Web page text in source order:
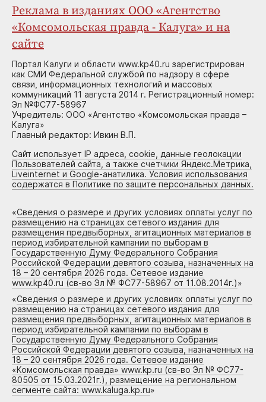
Реклама в изданиях ООО «Агентство
«Комсомольская правда - Калуга» и на
сайте
Портал Калуги и области www.kp40.ru зарегистрирован
как СМИ Федеральной службой по надзору в сфере
связи, информационных технологий и массовых
коммуникаций 11 августа 2014 г. Регистрационный номер:
Эл №ФС77-58967
Учредитель: ООО «Агентство «Комсомольская правда –
Калуга»
Главный редактор: Ивкин В.П.
Сайт использует IP адреса, cookie, данные геолокации
Пользователей сайта, а также счетчики Яндекс.Метрика,
Liveinternet и Google-анатилика. Условия использования
содержатся в Политике по защите персональных данных.
«Сведения о размере и других условиях оплаты услуг по
размещению на страницах сетевого издания для
размещения предвыборных, агитационных материалов в
период избирательной кампании по выборам в
Государственную Думу Федерального Собрания
Российской Федерации девятого созыва, назначенных на
18 – 20 сентября 2026 года. Сетевое издание
www.kp40.ru (св-во Эл № ФС77-58967 от 11.08.2014г.)»
«Сведения о размере и других условиях оплаты услуг по
размещению на страницах сетевого издания для
размещения предвыборных, агитационных материалов в
период избирательной кампании по выборам в
Государственную Думу Федерального Собрания
Российской Федерации девятого созыва, назначенных на
18 – 20 сентября 2026 года. Сетевое издание
«Комсомольская правда» www.kp.ru (св-во Эл № ФС77-
80505 от 15.03.2021г.), размещение на региональном
сегменте сайта: www.kaluga.kp.ru»